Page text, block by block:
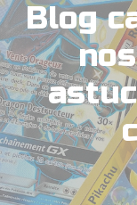
Blog